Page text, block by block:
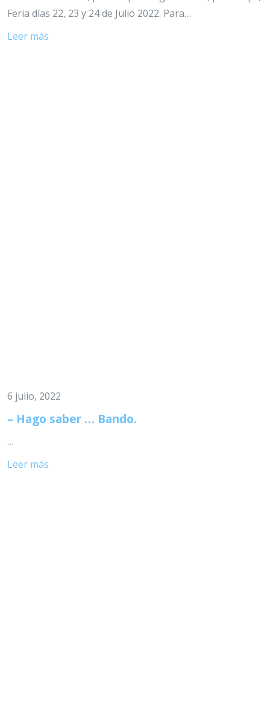
Feria días 22, 23 y 24 de Julio 2022. Para…
Leer más
6 julio, 2022
– Hago saber … Bando.
…
Leer más